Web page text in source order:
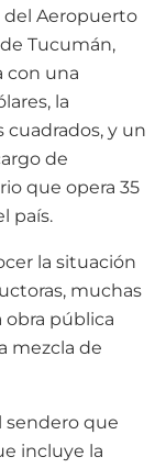
del Aeropuerto
Tucumán,
con una
la
y un
de
que opera 35
país.
la situación
muchas
obra pública
mezcla de
sendero que
incluye la